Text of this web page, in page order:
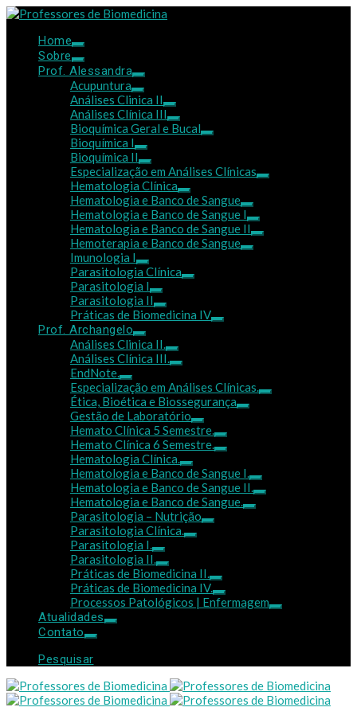
Home
Sobre
Prof. Alessandra
Acupuntura
Análises Clinica II
Análises Clínica III
Bioquímica Geral e Bucal
Bioquímica I
Bioquímica II
Especialização em Análises Clínicas
Hematologia Clínica
Hematologia e Banco de Sangue
Hematologia e Banco de Sangue I
Hematologia e Banco de Sangue II
Hemoterapia e Banco de Sangue
Imunologia I
Parasitologia Clínica
Parasitologia I
Parasitologia II
Práticas de Biomedicina IV
Prof. Archangelo
Análises Clinica II.
Análises Clínica III.
EndNote.
Especialização em Análises Clínicas.
Ética, Bioética e Biossegurança
Gestão de Laboratório
Hemato Clínica 5 Semestre.
Hemato Clínica 6 Semestre.
Hematologia Clínica.
Hematologia e Banco de Sangue I.
Hematologia e Banco de Sangue II.
Hematologia e Banco de Sangue.
Parasitologia – Nutrição
Parasitologia Clínica.
Parasitologia I.
Parasitologia II.
Práticas de Biomedicina II.
Práticas de Biomedicina IV.
Processos Patológicos | Enfermagem
Atualidades
Contato
Pesquisar